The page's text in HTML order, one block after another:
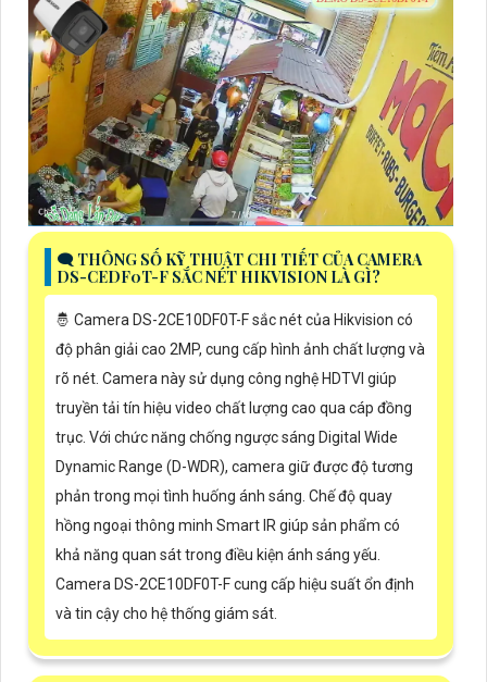
🗨️ THÔNG SỐ KỸ THUẬT CHI TIẾT CỦA CAMERA
DS-CEDF0T-F SẮC NÉT HIKVISION LÀ GÌ?
🤴 Camera DS-2CE10DF0T-F sắc nét của Hikvision có
độ phân giải cao 2MP, cung cấp hình ảnh chất lượng và
rõ nét. Camera này sử dụng công nghệ HDTVI giúp
truyền tải tín hiệu video chất lượng cao qua cáp đồng
trục. Với chức năng chống ngược sáng Digital Wide
Dynamic Range (D-WDR), camera giữ được độ tương
phản trong mọi tình huống ánh sáng. Chế độ quay
hồng ngoại thông minh Smart IR giúp sản phẩm có
khả năng quan sát trong điều kiện ánh sáng yếu.
Camera DS-2CE10DF0T-F cung cấp hiệu suất ổn định
và tin cậy cho hệ thống giám sát.